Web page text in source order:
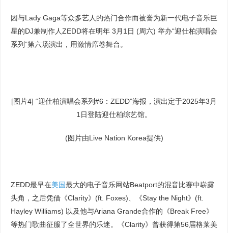
因与Lady Gaga等众多艺人的热门合作而被誉为新一代电子音乐巨
星的DJ兼制作人ZEDD将在明年 3月1日 (周六) 举办“迎仕柏演唱会
系列”第六场演出，用激情席卷舞台。
[图片4] “迎仕柏演唱会系列#6：ZEDD”海报，演出定于2025年3月
1日登陆迎仕柏综艺馆。
(图片由Live Nation Korea提供)
ZEDD最早在美国最大的电子音乐网站Beatport的混音比赛中崭露
头角，之后凭借《Clarity》(ft. Foxes)、《Stay the Night》(ft.
Hayley Williams) 以及他与Ariana Grande合作的《Break Free》
等热门歌曲征服了全世界的乐迷。《Clarity》曾获得第56届格莱美